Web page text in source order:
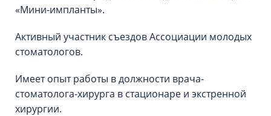
«Мини-импланты».
Активный участник съездов Ассоциации молодых
стоматологов.
Имеет опыт работы в должности врача-
стоматолога-хирурга в стационаре и экстренной
хирургии.